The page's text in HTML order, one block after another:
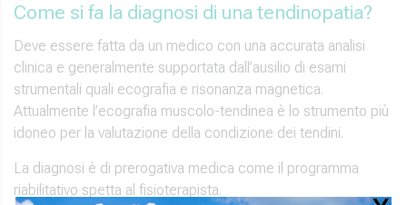
Come si fa la diagnosi di una tendinopatia?
Deve essere fatta da un medico con una accurata analisi
clinica e generalmente supportata dall’ausilio di esami
strumentali quali ecografia e risonanza magnetica.
Attualmente l’ecografia muscolo-tendinea è lo strumento più
idoneo per la valutazione della condizione dei tendini.
La diagnosi è di prerogativa medica come il programma
riabilitativo spetta al fisioterapista.